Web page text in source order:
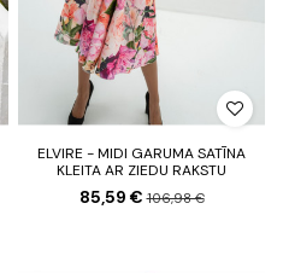
ELVIRE - MIDI GARUMA SATĪNA
KLEITA AR ZIEDU RAKSTU
85,59 €106,98 €